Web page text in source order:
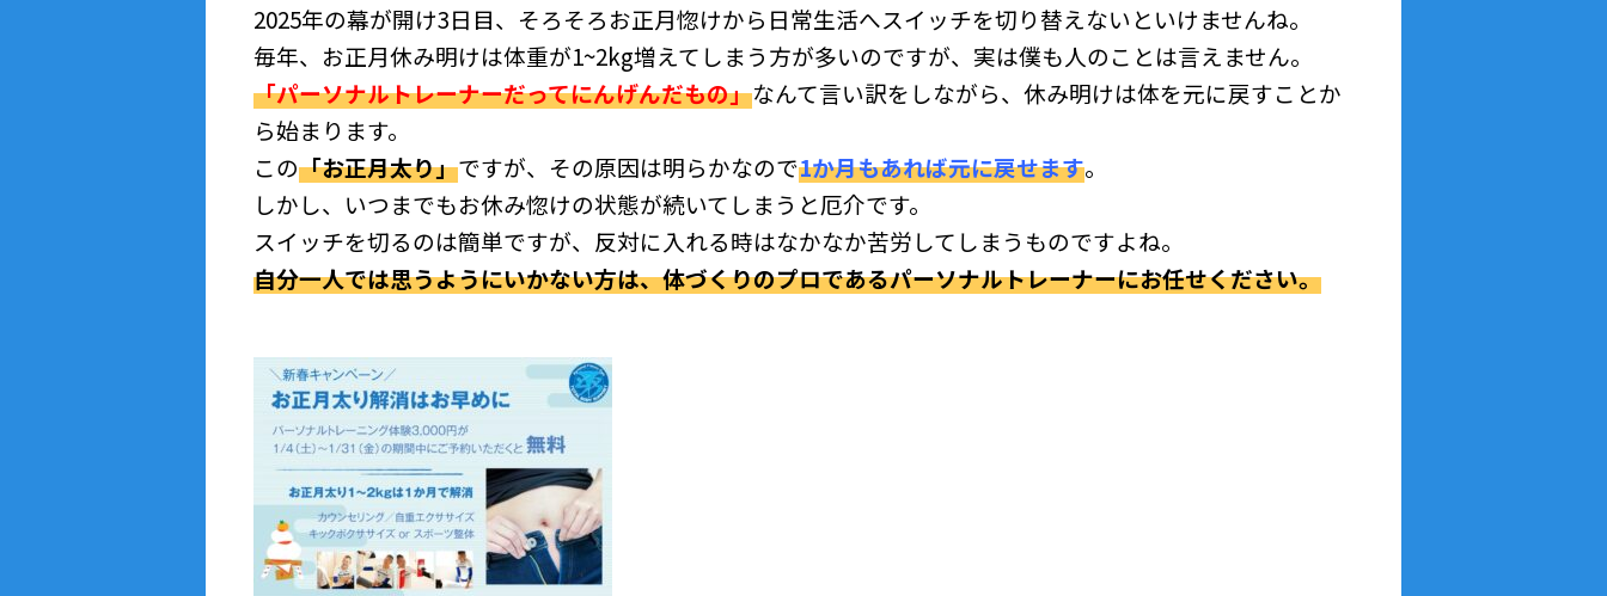
2025年の幕が開け3日目、そろそろお正月惚けから日常生活へスイッチを切り替えないといけませんね。
毎年、お正月休み明けは体重が1~2kg増えてしまう方が多いのですが、実は僕も人のことは言えません。
「パーソナルトレーナーだってにんげんだもの」なんて言い訳をしながら、休み明けは体を元に戻すことか
ら始まります。
この「お正月太り」ですが、その原因は明らかなので1か月もあれば元に戻せます。
しかし、いつまでもお休み惚けの状態が続いてしまうと厄介です。
スイッチを切るのは簡単ですが、反対に入れる時はなかなか苦労してしまうものですよね。
自分一人では思うようにいかない方は、体づくりのプロであるパーソナルトレーナーにお任せください。